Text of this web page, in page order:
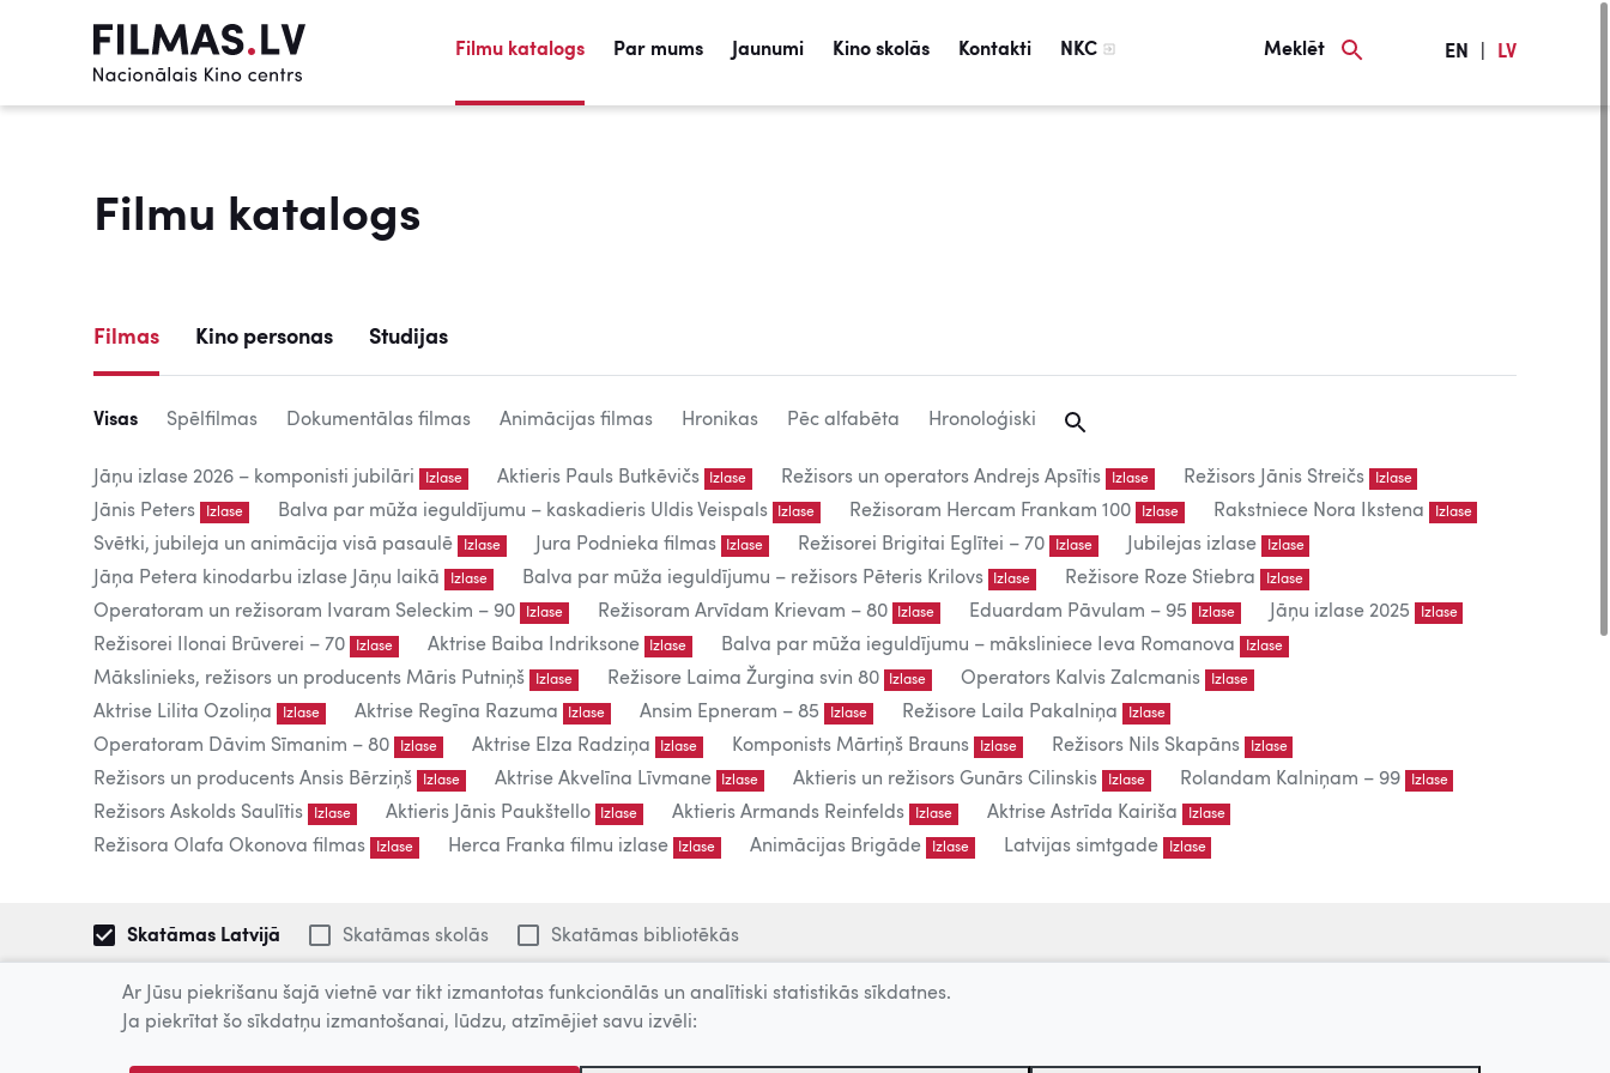
Filmu katalogs Par mums Jaunumi Kino skolās Kontakti NKC Meklēt EN LV
Filmu katalogs
Filmas Kino personas Studijas
Visas Spēlfilmas Dokumentālas filmas Animācijas filmas Hronikas Pēc alfabēta Hronoloģiski
Jāņu izlase 2026 – komponisti jubilāri Izlase Aktieris Pauls Butkēvičs Izlase Režisors un operators Andrejs Apsītis Izlase Režisors Jānis Streičs Izlase
Jānis Peters Izlase Balva par mūža ieguldījumu – kaskadieris Uldis Veispals Izlase Režisoram Hercam Frankam 100 Izlase Rakstniece Nora Ikstena Izlase
Svētki, jubileja un animācija visā pasaulē Izlase Jura Podnieka filmas Izlase Režisorei Brigitai Eglītei – 70 Izlase Jubilejas izlase Izlase
Jāņa Petera kinodarbu izlase Jāņu laikā Izlase Balva par mūža ieguldījumu – režisors Pēteris Krilovs Izlase Režisore Roze Stiebra Izlase
Operatoram un režisoram Ivaram Seleckim – 90 Izlase Režisoram Arvīdam Krievam – 80 Izlase Eduardam Pāvulam – 95 Izlase Jāņu izlase 2025 Izlase
Režisorei Ilonai Brūverei – 70 Izlase Aktrise Baiba Indriksone Izlase Balva par mūža ieguldījumu – māksliniece Ieva Romanova Izlase
Mākslinieks, režisors un producents Māris Putniņš Izlase Režisore Laima Žurgina svin 80 Izlase Operators Kalvis Zalcmanis Izlase
Aktrise Lilita Ozoliņa Izlase Aktrise Regīna Razuma Izlase Ansim Epneram – 85 Izlase Režisore Laila Pakalniņa Izlase
Operatoram Dāvim Sīmanim – 80 Izlase Aktrise Elza Radziņa Izlase Komponists Mārtiņš Brauns Izlase Režisors Nils Skapāns Izlase
Režisors un producents Ansis Bērziņš Izlase Aktrise Akvelīna Līvmane Izlase Aktieris un režisors Gunārs Cilinskis Izlase Rolandam Kalniņam – 99 Izlase
Režisors Askolds Saulītis Izlase Aktieris Jānis Paukštello Izlase Aktieris Armands Reinfelds Izlase Aktrise Astrīda Kairiša Izlase
Režisora Olafa Okonova filmas Izlase Herca Franka filmu izlase Izlase Animācijas Brigāde Izlase Latvijas simtgade Izlase
Skatāmas Latvijā Skatāmas skolās Skatāmas bibliotēkās
621 filmas
Tiešsaistē publicētās filmas paredzētas tikai individuālai lietošanai.
Ar Jūsu piekrišanu šajā vietnē var tikt izmantotas funkcionālās un analītiski statistikās sīkdatnes.
Ja piekrītat šo sīkdatņu izmantošanai, lūdzu, atzīmējiet savu izvēli: